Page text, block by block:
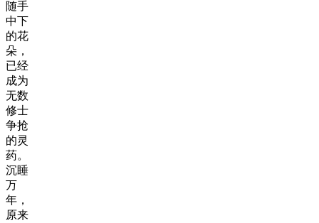
随手
中下
的花
朵，
已经
成为
无数
修士
争抢
的灵
药。
沉睡
万
年，
原来